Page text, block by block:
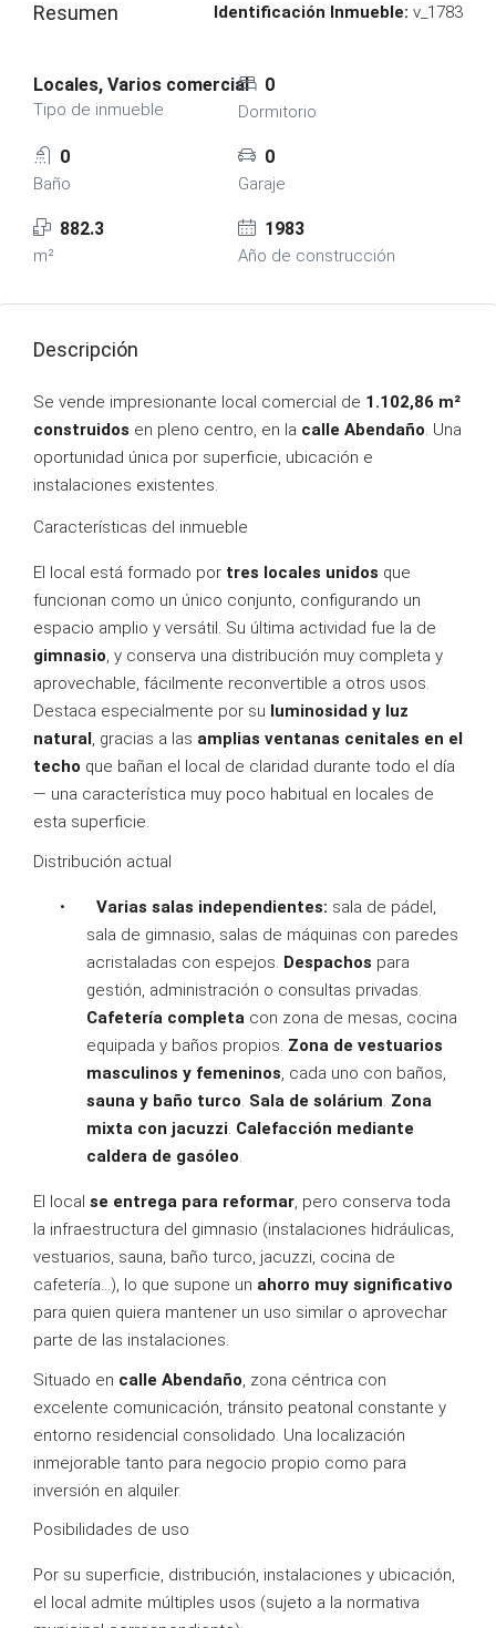
Resumen Identificación Inmueble: v_1783
Locales, Varios comercial
Tipo de inmueble
0
Dormitorio
0
Baño
0
Garaje
882.3
m²
1983
Año de construcción
Descripción
Se vende impresionante local comercial de 1.102,86 m²
construidos en pleno centro, en la calle Abendaño. Una
oportunidad única por superficie, ubicación e
instalaciones existentes.
Características del inmueble
El local está formado por tres locales unidos que
funcionan como un único conjunto, configurando un
espacio amplio y versátil. Su última actividad fue la de
gimnasio, y conserva una distribución muy completa y
aprovechable, fácilmente reconvertible a otros usos.
Destaca especialmente por su luminosidad y luz
natural , gracias a las amplias ventanas cenitales en el
techo que bañan el local de claridad durante todo el día
— una característica muy poco habitual en locales de
esta superficie.
Distribución actual
• Varias salas independientes: sala de pádel,
sala de gimnasio, salas de máquinas con paredes
acristaladas con espejos. Despachos para
gestión, administración o consultas privadas.
Cafetería completa con zona de mesas, cocina
equipada y baños propios. Zona de vestuarios
masculinos y femeninos, cada uno con baños,
sauna y baño turco. Sala de solárium. Zona
mixta con jacuzzi. Calefacción mediante
caldera de gasóleo.
El local se entrega para reformar, pero conserva toda
la infraestructura del gimnasio (instalaciones hidráulicas,
vestuarios, sauna, baño turco, jacuzzi, cocina de
cafetería…), lo que supone un ahorro muy significativo
para quien quiera mantener un uso similar o aprovechar
parte de las instalaciones.
Situado en calle Abendaño, zona céntrica con
excelente comunicación, tránsito peatonal constante y
entorno residencial consolidado. Una localización
inmejorable tanto para negocio propio como para
inversión en alquiler.
Posibilidades de uso
Por su superficie, distribución, instalaciones y ubicación,
el local admite múltiples usos (sujeto a la normativa